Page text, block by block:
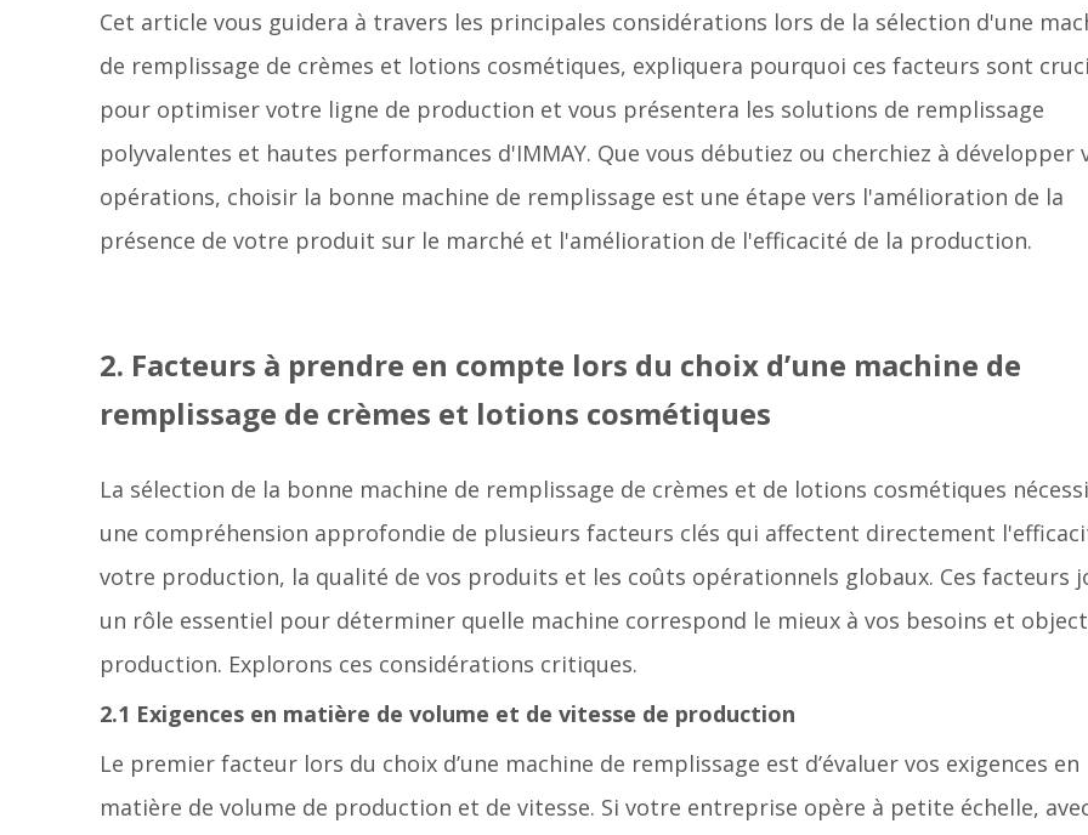
Cet article vous guidera à travers les principales considérations lors de la sélection d'une
de remplissage de crèmes et lotions cosmétiques, expliquera pourquoi ces facteurs sont
pour optimiser votre ligne de production et vous présentera les solutions de remplissage
polyvalentes et hautes performances d'IMMAY. Que vous débutiez ou cherchiez à développer
opérations, choisir la bonne machine de remplissage est une étape vers l'amélioration de la
présence de votre produit sur le marché et l'amélioration de l'efficacité de la production.
2. Facteurs à prendre en compte lors du choix d’une machine de
remplissage de crèmes et lotions cosmétiques
La sélection de la bonne machine de remplissage de crèmes et de lotions cosmétiques
une compréhension approfondie de plusieurs facteurs clés qui affectent directement
votre production, la qualité de vos produits et les coûts opérationnels globaux. Ces facteurs
un rôle essentiel pour déterminer quelle machine correspond le mieux à vos besoins et
production. Explorons ces considérations critiques.
2.1 Exigences en matière de volume et de vitesse de production
Le premier facteur lors du choix d’une machine de remplissage est d’évaluer vos exigences en
matière de volume de production et de vitesse. Si votre entreprise opère à petite échelle,